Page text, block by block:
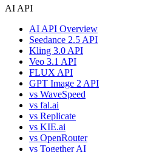
AI API
AI API Overview
Seedance 2.5 API
Kling 3.0 API
Veo 3.1 API
FLUX API
GPT Image 2 API
vs WaveSpeed
vs fal.ai
vs Replicate
vs KIE.ai
vs OpenRouter
vs Together AI